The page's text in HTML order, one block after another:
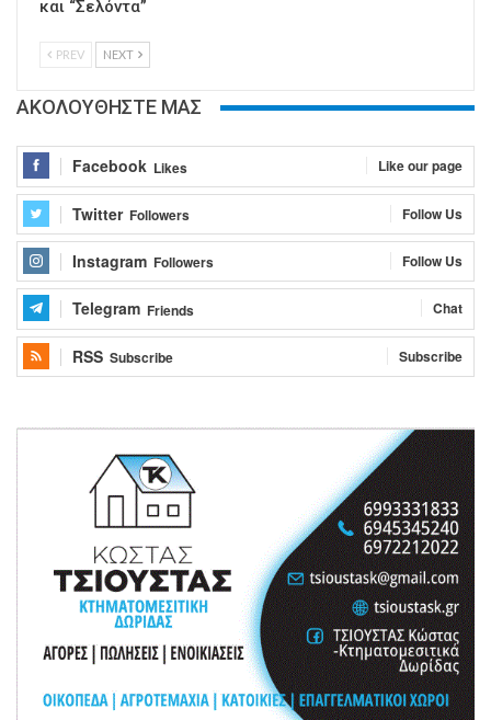
και “Σελόντα”
PREV NEXT
ΑΚΟΛΟΥΘΗΣΤΕ ΜΑΣ
Facebook Likes Like our page
Twitter Followers Follow Us
Instagram Followers Follow Us
Telegram Friends Chat
RSS Subscribe Subscribe